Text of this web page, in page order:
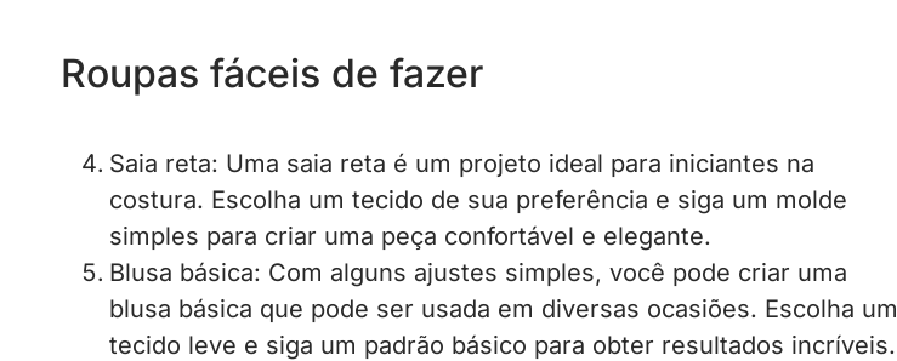
Roupas fáceis de fazer
Saia reta: Uma saia reta é um projeto ideal para iniciantes na
costura. Escolha um tecido de sua preferência e siga um molde
simples para criar uma peça confortável e elegante.
Blusa básica: Com alguns ajustes simples, você pode criar uma
blusa básica que pode ser usada em diversas ocasiões. Escolha um
tecido leve e siga um padrão básico para obter resultados incríveis.